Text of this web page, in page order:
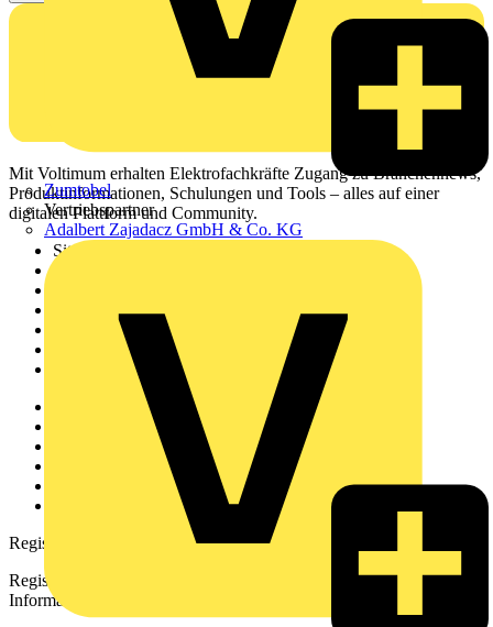
Zumtobel
Vertriebspartner
Adalbert Zajadacz GmbH & Co. KG
Mit Voltimum erhalten Elektrofachkräfte Zugang zu Branchennews,
Produktinformationen, Schulungen und Tools – alles auf einer
digitalen Plattform und Community.
Sitemap
Akademie
Produktsuche
Weitere Links
Downloadbereich (PDFs)
Häufig gestellte Fragen
Registrierung
Registrieren Sie sich kostenlos und erhalten Sie stets aktuelle
Informationen aus der Elektroindustrie.